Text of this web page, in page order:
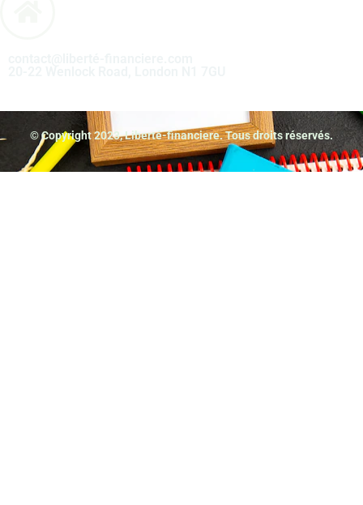
© Copyright 2023, Liberté-financiere. Tous droits réservés.